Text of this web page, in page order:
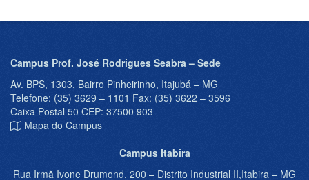
Campus Prof. José Rodrigues Seabra – Sede
Av. BPS, 1303, Bairro Pinheirinho, Itajubá – MG
Telefone: (35) 3629 – 1101 Fax: (35) 3622 – 3596
Caixa Postal 50 CEP: 37500 903
Mapa do Campus
Campus Itabira
Rua Irmã Ivone Drumond, 200 – Distrito Industrial II,Itabira – MG